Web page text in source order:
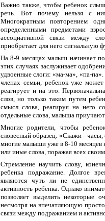
Важно также, чтобы ребенок
речь. Вот почему нельзя с
Многократным повторением
определенными предметами
ассоциативной связи между
приобретает для него сигнальную
На 8-9 месяцах малыш начинает
этих случаях заслуживает
удвоенные слоги: «ма-ма», «па-
членах семьи, ребенок уже
реагирует и на это.
слов, но только таким путем
смысл слова, реагируя на него
отдельные слова, малыша
Многие родители, чтобы
словесный образец: «Скажи - часы,
многие малыши уже в 8-10 месяцев
или иные слова, поражая всех
Стремление научить слову,
ребенка подражание. Долгое
являются чуть ли не
активность ребенка. Однако
позволяет выделить некоторые
несмотря на впечатляющую
связи между подражанием и